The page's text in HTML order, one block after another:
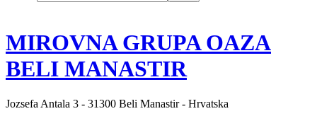
MIROVNA GRUPA OAZA
BELI MANASTIR
Jozsefa Antala 3 - 31300 Beli Manastir - Hrvatska